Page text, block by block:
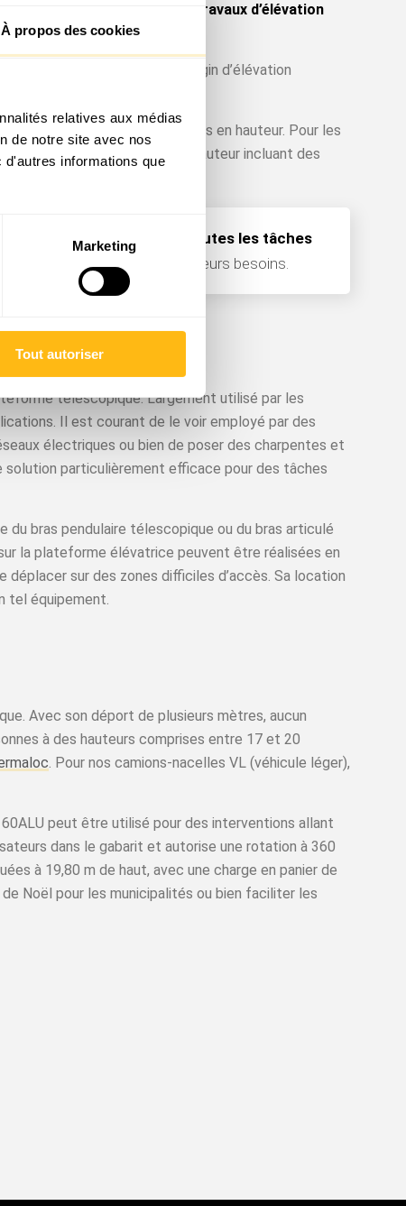
À propos des cookies
relatives aux médias
de notre site avec nos
informations que
Marketing
Tout autoriser
pour mener à bien des travaux d’élévation
comme avec un classique engin d’élévation
hauteur.
sortes d’opérations délicates en hauteur. Pour les
de réaliser des travaux en hauteur incluant des
pour accomplir toutes les tâches
recours en fonction de leurs besoins.
télescopique. Largement utilisé par les
Il est courant de le voir employé par des
électriques ou bien de poser des charpentes et
solution particulièrement efficace pour des tâches
du bras pendulaire télescopique ou du bras articulé
la plateforme élévatrice peuvent être réalisées en
sur des zones difficiles d’accès. Sa location
tel équipement.
Avec son déport de plusieurs mètres, aucun
à des hauteurs comprises entre 17 et 20
. Pour nos camions-nacelles VL (véhicule léger),
peut être utilisé pour des interventions allant
dans le gabarit et autorise une rotation à 360
à 19,80 m de haut, avec une charge en panier de
Noël pour les municipalités ou bien faciliter les